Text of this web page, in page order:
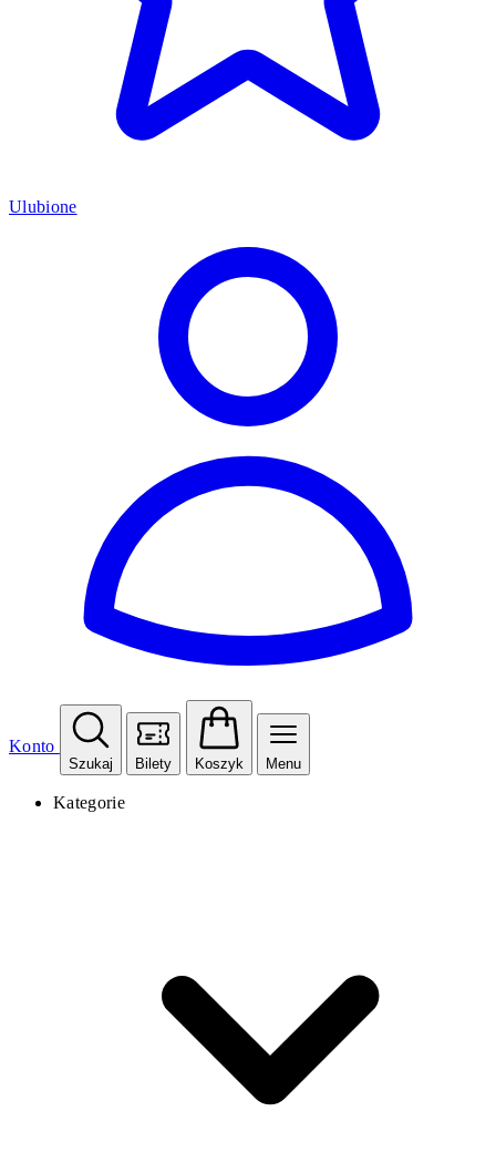
Ulubione
Konto
Szukaj Bilety Koszyk Menu
Kategorie